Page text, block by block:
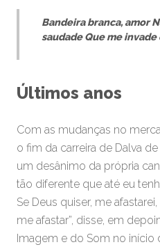
Bandeira branca, amor
saudadeQue me invade
Últimos anos
Com as mudanças no
o fim da carreira de Dalva
um desânimo da própria
tão diferente que até eu
Se Deus quiser, me
me afastar”, disse, em
Imagem e do Som no início